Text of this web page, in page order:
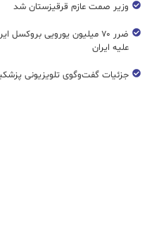
وزیر صمت عازم قرقیزستان شد
ضرر ۷۰ میلیون یورویی بروکسل
علیه ایران
جزئیات گفت‌وگوی تلویزیونی